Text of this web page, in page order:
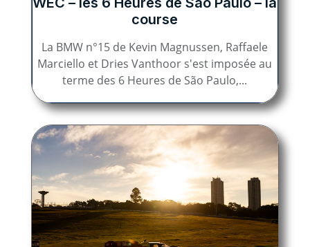
course
La BMW n°15 de Kevin Magnussen, Raffaele
Marciello et Dries Vanthoor s'est imposée au
terme des 6 Heures de São Paulo,...